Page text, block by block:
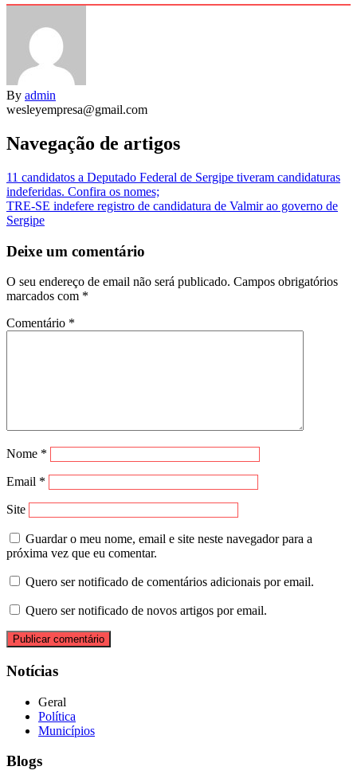
By admin
wesleyempresa@gmail.com
Navegação de artigos
11 candidatos a Deputado Federal de Sergipe tiveram candidaturas
indeferidas. Confira os nomes;
TRE-SE indefere registro de candidatura de Valmir ao governo de
Sergipe
Deixe um comentário
O seu endereço de email não será publicado. Campos obrigatórios
marcados com *
Comentário *
Nome *
Email *
Site
Guardar o meu nome, email e site neste navegador para a
próxima vez que eu comentar.
Quero ser notificado de comentários adicionais por email.
Quero ser notificado de novos artigos por email.
Notícias
Geral
Política
Municípios
Blogs